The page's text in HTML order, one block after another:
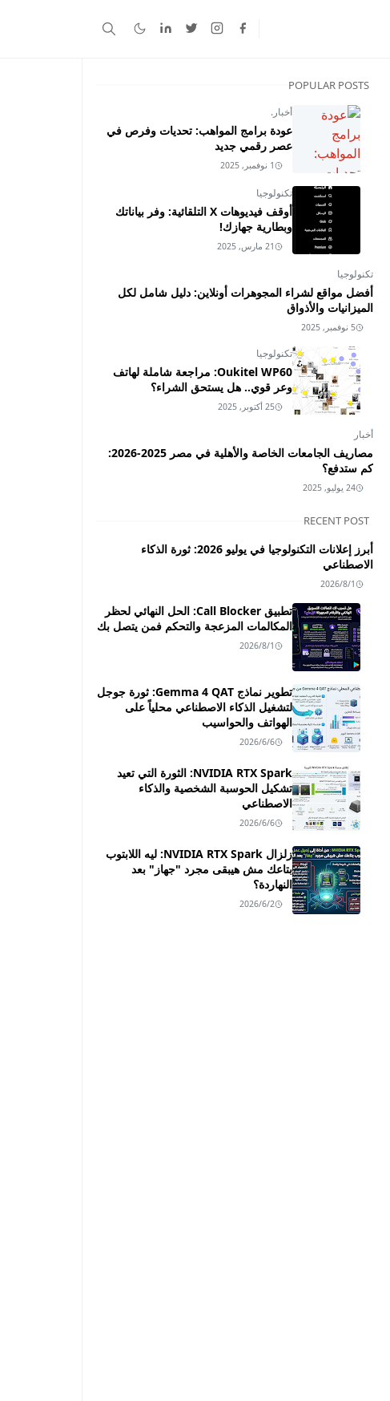
POPULAR POSTS
أخبار.
عودة برامج المواهب: تحديات وفرص في
عصر رقمي جديد
1 نوفمبر, 2025
تكنولوجيا
أوقف فيديوهات X التلقائية: وفر بياناتك
وبطارية جهازك!
21 مارس, 2025
تكنولوجيا
أفضل مواقع لشراء المجوهرات أونلاين: دليل شامل لكل
الميزانيات والأذواق
5 نوفمبر, 2025
تكنولوجيا
Oukitel WP60: مراجعة شاملة لهاتف
وعر قوي.. هل يستحق الشراء؟
25 أكتوبر, 2025
أخبار
مصاريف الجامعات الخاصة والأهلية في مصر 2025-2026:
كم ستدفع؟
24 يوليو, 2025
RECENT POST
أبرز إعلانات التكنولوجيا في يوليو 2026: ثورة الذكاء
الاصطناعي
2026/8/1
تطبيق Call Blocker: الحل النهائي لحظر
المكالمات المزعجة والتحكم فمن يتصل بك
2026/8/1
تطوير نماذج Gemma 4 QAT: ثورة جوجل
لتشغيل الذكاء الاصطناعي محلياً على
الهواتف والحواسيب
2026/6/6
NVIDIA RTX Spark: الثورة التي تعيد
تشكيل الحوسبة الشخصية والذكاء
الاصطناعي
2026/6/6
زلزال NVIDIA RTX Spark: ليه اللابتوب
بتاعك مش هيبقى مجرد "جهاز" بعد
النهاردة؟
2026/6/2